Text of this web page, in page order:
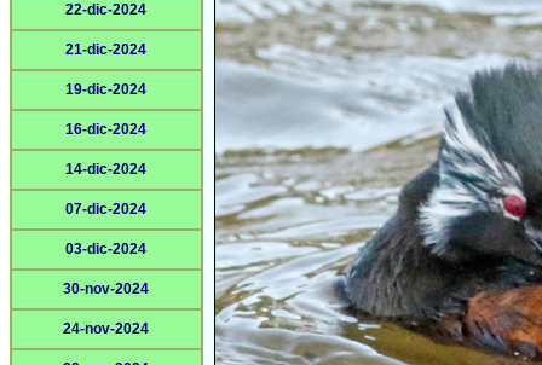
22-dic-2024
21-dic-2024
19-dic-2024
16-dic-2024
14-dic-2024
07-dic-2024
03-dic-2024
30-nov-2024
24-nov-2024